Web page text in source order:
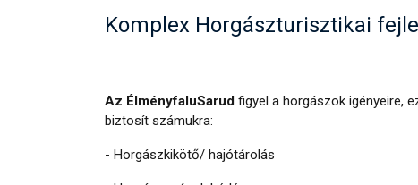
Komplex Horgászturisztikai
Az ÉlményfaluSarud figyel a horgászok igényeire,
biztosít számukra:
- Horgászkikötő/ hajótárolás